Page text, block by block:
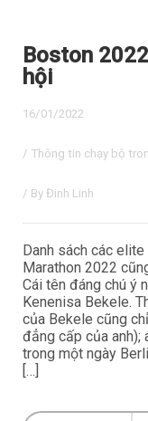
Boston
hội
16/01/2022
/ Thông tin chạy bộ
/ By Đinh Linh
Danh sách các
Marathon 2022
Cái tên đáng chú ý
Kenenisa Bekele.
của Bekele cũng
đẳng cấp của anh);
trong một ngày
[…]